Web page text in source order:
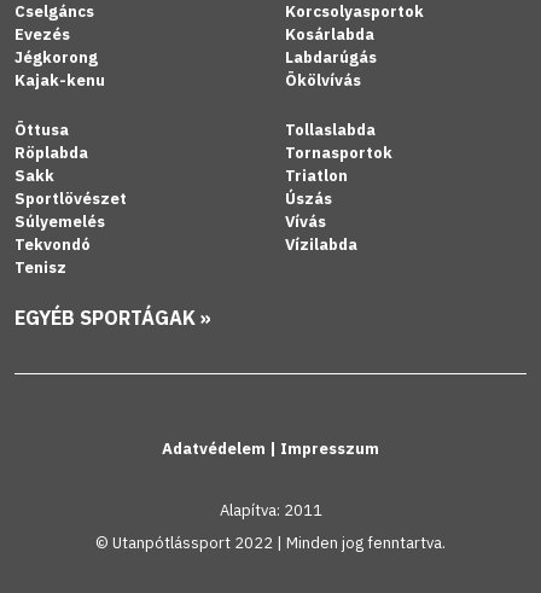
Cselgáncs
Evezés
Jégkorong
Kajak-kenu
Korcsolyasportok
Kosárlabda
Labdarúgás
Ökölvívás
Öttusa
Röplabda
Sakk
Sportlövészet
Súlyemelés
Tekvondó
Tenisz
Tollaslabda
Tornasportok
Triatlon
Úszás
Vívás
Vízilabda
EGYÉB SPORTÁGAK »
Adatvédelem | Impresszum
Alapítva: 2011
© Utanpótlássport 2022 | Minden jog fenntartva.